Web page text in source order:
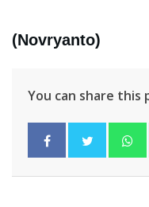
(Novryanto)
You can share this